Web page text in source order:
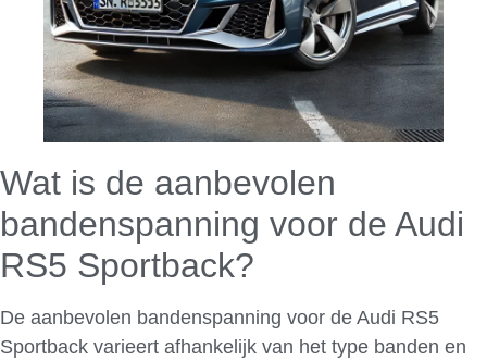
Wat is de aanbevolen
bandenspanning voor de Audi
RS5 Sportback?
De aanbevolen bandenspanning voor de Audi RS5
Sportback varieert afhankelijk van het type banden en